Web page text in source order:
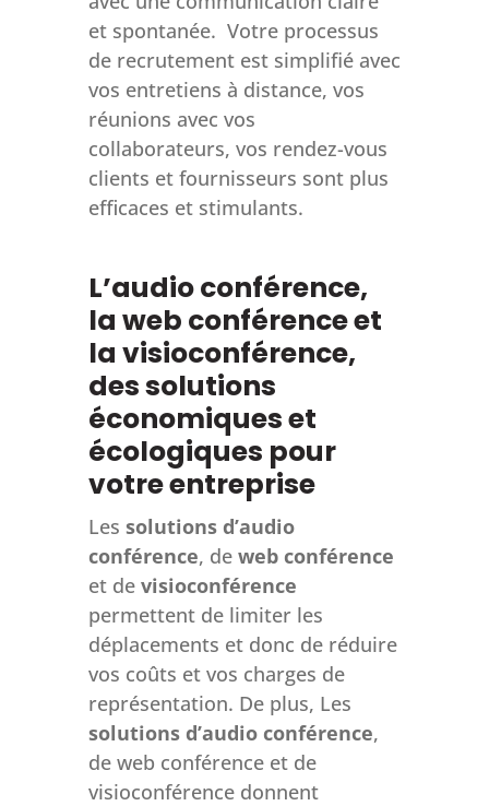
et spontanée. Votre processus
de recrutement est simplifié avec
vos entretiens à distance, vos
réunions avec vos
collaborateurs, vos rendez-vous
clients et fournisseurs sont plus
efficaces et stimulants.
L’audio conférence,
la web conférence et
la visioconférence,
des solutions
économiques et
écologiques pour
votre entreprise
Les solutions d’audio
conférence, de web conférence
et de visioconférence
permettent de limiter les
déplacements et donc de réduire
vos coûts et vos charges de
représentation. De plus, Les
solutions d’audio conférence,
de web conférence et de
visioconférence donnent